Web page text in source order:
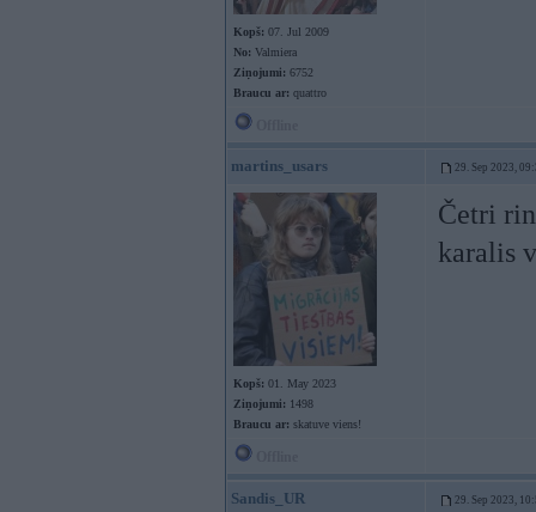
Kopš: 07. Jul 2009
No: Valmiera
Ziņojumi: 6752
Braucu ar: quattro
martins_usars 29. Sep 2023,
Kopš: 01. May 2023
Ziņojumi: 1498
Braucu ar: skatuve viens!
Četri
karalis
Sandis_UR 29. Sep 2023,